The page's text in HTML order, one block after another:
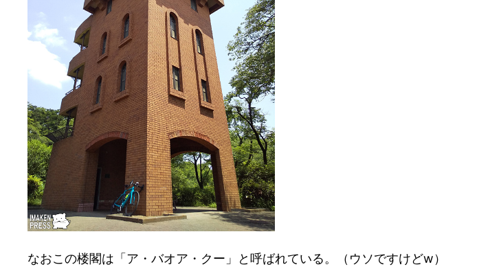
なおこの楼閣は「ア・バオア・クー」と呼ばれている。（ウソですけどw）